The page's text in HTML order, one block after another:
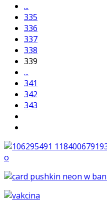
...
335
336
337
338
339
...
341
342
343